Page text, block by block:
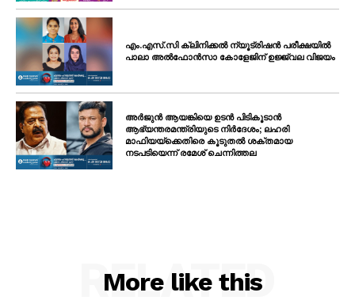
എം.എസ്.സി ക്ലിനിക്കൽ ന്യൂട്രിഷൻ പരീക്ഷയിൽ
പാലാ അൽഫോൻസാ കോളേജിന് ഉജ്ജ്വല വിജയം
അർജുൻ ആയങ്കിയെ ഉടൻ പിടികൂടാൻ
ആഭ്യന്തരമന്ത്രിയുടെ നിർദേശം; ലഹരി
മാഫിയയ്ക്കെതിരെ കൂടുതൽ ശക്തമായ
നടപടിയെന്ന് രമേശ് ചെന്നിത്തല
More like this
RELATED